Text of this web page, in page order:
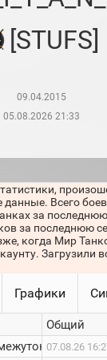
[STUFS]
09.04.2015
05.08.2026 21:33
Всего
за
за последнюю
когда Мир
Загрузили
Графики
Общий
07.08.26